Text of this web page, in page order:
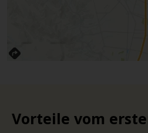
Vorteile vom